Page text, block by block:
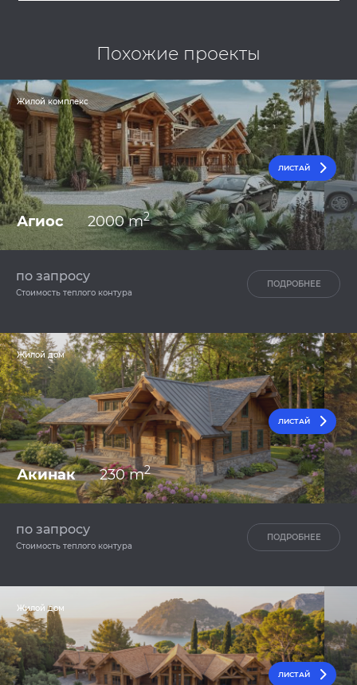
Похожие проекты
Жилой комплекс
ЛИСТАЙ
Агиос 2000 m2
по запросу
Стоимость теплого контура
ПОДРОБНЕЕ
Жилой дом
ЛИСТАЙ
Акинак 230 m2
по запросу
Стоимость теплого контура
ПОДРОБНЕЕ
Жилой дом
ЛИСТАЙ